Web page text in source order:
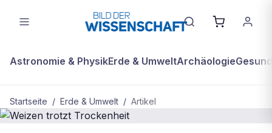
Astronomie & PhysikErde & UmweltArchäologie
Startseite / Erde & Umwelt / Artikel